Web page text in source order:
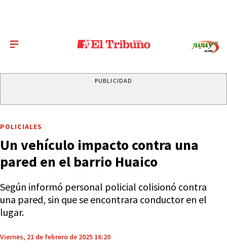
PUBLICIDAD
POLICIALES
Un vehículo impacto contra una
pared en el barrio Huaico
Según informó personal policial colisionó contra
una pared, sin que se encontrara conductor en el
lugar.
Viernes, 21 de febrero de 2025 16:20